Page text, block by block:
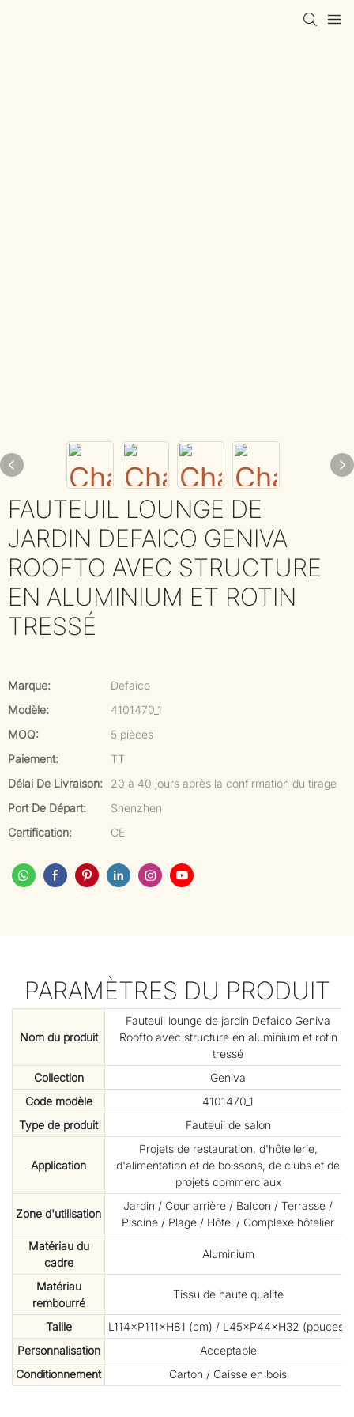
FAUTEUIL LOUNGE DE
JARDIN DEFAICO GENIVA
ROOFTO AVEC STRUCTURE
EN ALUMINIUM ET ROTIN
TRESSÉ
Marque:
Defaico
Modèle:
4101470_1
MOQ:
5 pièces
Paiement:
TT
Délai De Livraison:
20 à 40 jours après la confirmation du tirage
Port De Départ:
Shenzhen
Certification:
CE
PARAMÈTRES DU PRODUIT
Nom du produit
Fauteuil lounge de jardin Defaico Geniva
Roofto avec structure en aluminium et rotin
tressé
Collection
Geniva
Code modèle
4101470_1
Type de produit
Fauteuil de salon
Application
Projets de restauration, d'hôtellerie,
d'alimentation et de boissons, de clubs et de
projets commerciaux
Zone d'utilisation
Jardin / Cour arrière / Balcon / Terrasse /
Piscine / Plage / Hôtel / Complexe hôtelier
Matériau du
cadre
Aluminium
Matériau
rembourré
Tissu de haute qualité
Taille
L114×P111×H81 (cm) / L45×P44×H32 (pouces)
Personnalisation
Acceptable
Conditionnement
Carton / Caisse en bois